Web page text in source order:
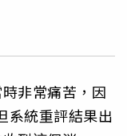
非常痛苦，因
系統重評結果出